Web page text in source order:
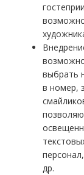
выбрать
в номер,
др.